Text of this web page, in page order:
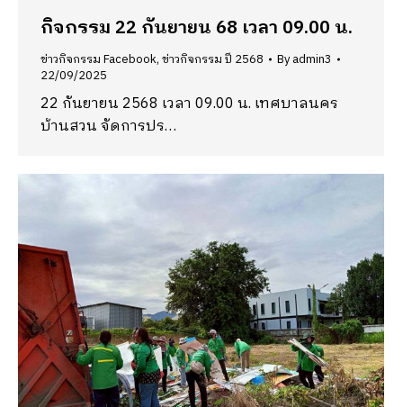
กิจกรรม 22 กันยายน 68 เวลา 09.00 น.
ข่าวกิจกรรม Facebook,ข่าวกิจกรรม ปี 2568 Byadmin3
22/09/2025
22 กันยายน 2568 เวลา 09.00 น. เทศบาลนคร
บ้านสวน จัดการปร…